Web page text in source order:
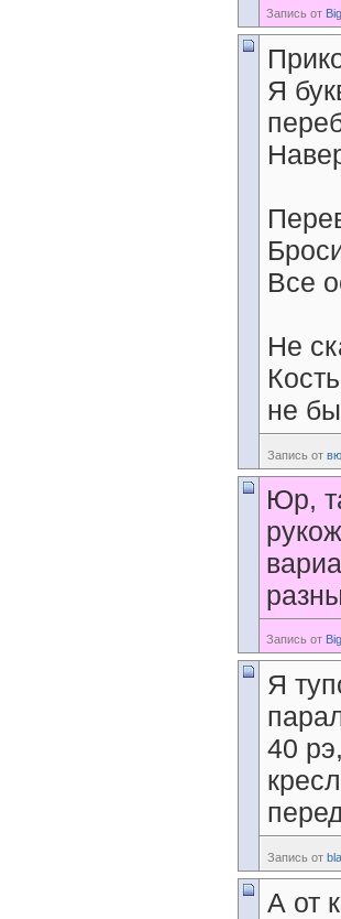
Запись от
Я
Все
Не
не
Запись от
Юр,
Запись от
Я
40
Запись от
А от